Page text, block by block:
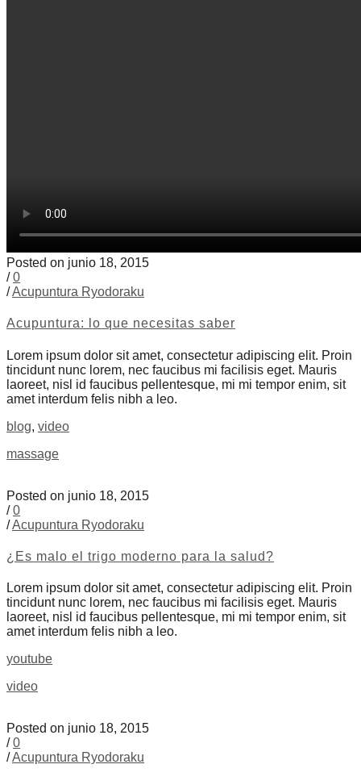
Posted on junio 18, 2015
/0
/Acupuntura Ryodoraku
Acupuntura: lo que necesitas saber
Lorem ipsum dolor sit amet, consectetur adipiscing elit. Proin
tincidunt nunc lorem, nec faucibus mi facilisis eget. Mauris
laoreet, nisl id faucibus pellentesque, mi mi tempor enim, sit
amet interdum felis nibh a leo.
blog, video
massage
Posted on junio 18, 2015
/0
/Acupuntura Ryodoraku
¿Es malo el trigo moderno para la salud?
Lorem ipsum dolor sit amet, consectetur adipiscing elit. Proin
tincidunt nunc lorem, nec faucibus mi facilisis eget. Mauris
laoreet, nisl id faucibus pellentesque, mi mi tempor enim, sit
amet interdum felis nibh a leo.
youtube
video
Posted on junio 18, 2015
/0
/Acupuntura Ryodoraku